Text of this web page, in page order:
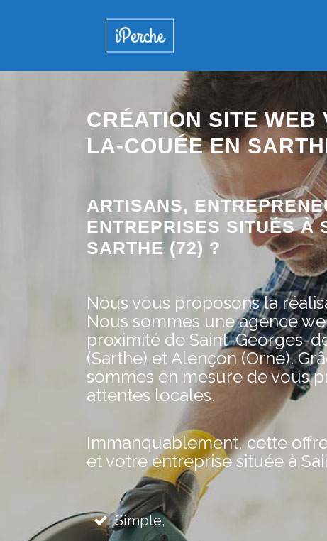
CRÉATION SITE WEB
LA-COUÉE EN
ARTISANS,
ENTREPRISES SITUÉS À
SARTHE (72) ?
Nous vous proposons la
Nous sommes une agence
proximité de Saint-Georges-
(Sarthe) et Alençon (Orne).
sommes en mesure de vous
attentes locales.
Immanquablement, cette
et votre entreprise située à
Simple,